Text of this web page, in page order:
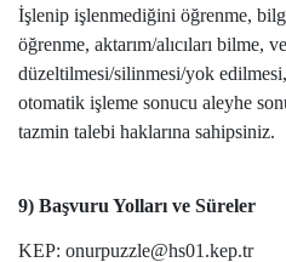
İşlenip işlenmediğini öğrenme,
öğrenme, aktarım/alıcıları bilme,
düzeltilmesi/silinmesi/yok
otomatik işleme sonucu aleyhe
tazmin talebi haklarına sahipsiniz.
9) Başvuru Yolları ve Süreler
KEP: onurpuzzle@hs01.kep.tr